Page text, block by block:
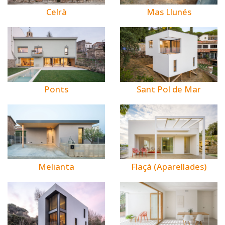
Celrà Mas Llunés
Ponts Sant Pol de Mar
Melianta Flaçà (Aparellades)